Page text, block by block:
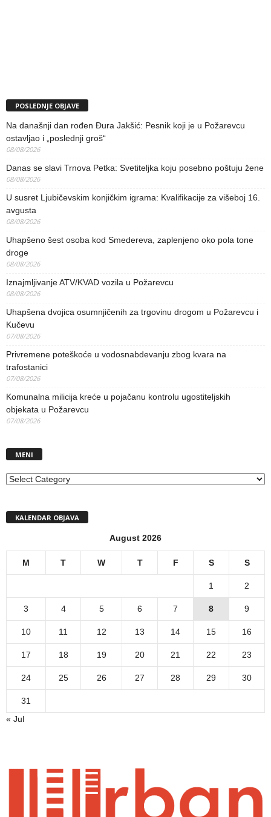
POSLEDNJE OBJAVE
Na današnji dan rođen Đura Jakšić: Pesnik koji je u Požarevcu
ostavljao i „poslednji groš“
08/08/2026
Danas se slavi Trnova Petka: Svetiteljka koju posebno poštuju žene
08/08/2026
U susret Ljubičevskim konjičkim igrama: Kvalifikacije za višeboj 16.
avgusta
08/08/2026
Uhapšeno šest osoba kod Smedereva, zaplenjeno oko pola tone
droge
08/08/2026
Iznajmljivanje ATV/KVAD vozila u Požarevcu
08/08/2026
Uhapšena dvojica osumnjičenih za trgovinu drogom u Požarevcu i
Kučevu
07/08/2026
Privremene poteškoće u vodosnabdevanju zbog kvara na
trafostanici
07/08/2026
Komunalna milicija kreće u pojačanu kontrolu ugostiteljskih
objekata u Požarevcu
07/08/2026
MENI
MENI
KALENDAR OBJAVA
August 2026
M T W T F S S
1 2
3 4 5 6 7 8 9
10 11 12 13 14 15 16
17 18 19 20 21 22 23
24 25 26 27 28 29 30
31
« Jul